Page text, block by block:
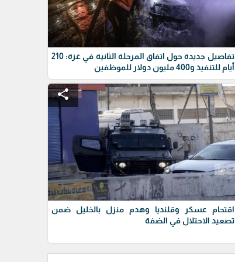
تفاصيل جديدة حول اتفاق المرحلة الثانية في غزة: 210
أيام للتنفيذ و400 مليون دولار للموظفين
share
اقتحام عسكر وقلنديا وهدم منزل بالخليل ضمن
تصعيد الاحتلال في الضفة